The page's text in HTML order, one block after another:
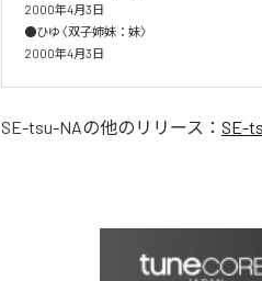
2000年4月3日
●ひゆ〈双子姉妹：妹〉
2000年4月3日
SE-tsu-NAの他のリリース： SE-